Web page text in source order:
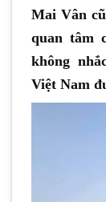
Mai Vân
quan tâm
không
Việt Nam